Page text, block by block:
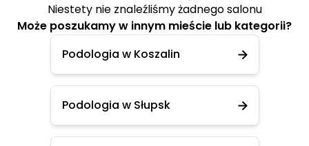
Niestety nie znaleźliśmy żadnego salonu
Może poszukamy w innym mieście lub kategorii?
Podologia w Koszalin
Podologia w Słupsk